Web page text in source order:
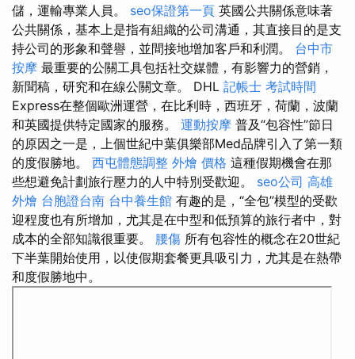
儲，運輸專業人員。 seo保證第一頁 英國公共關係意味著
公共關係，基本上是指有組織的公司溝通，其直接目的是支
持公司的形象和聲譽，並間接地增加客戶和利潤。 台中市
按摩 最重要的公關工具包括社交媒體，有影響力的營銷，
新聞稿，研究和在線公關文章。 DHL 記帳士 考試時間
Express在整個歐洲運營，在比利時，西班牙，荷蘭，波蘭
和英國提供特定國家的服務。 運動按摩 普及“包容性”節日
的原因之一是，上個世紀中葉俱樂部Med品牌引入了第一類
的度假勝地。 西屯體態調整 外燴 價格 這種假期機會在那
些想避免計劃旅行壓力的人中特別受歡迎。 seo公司 高雄
外燴 台胞證台南 台中養生館 有趣的是，“全包”模型的受歡
迎程度也有所增加，尤其是在中型和低預算的旅行者中，對
成本的全部知識很重要。 腰傷 所有包容性的概念在20世紀
下半葉開始使用，以使假期套餐更具吸引力，尤其是在熱帶
和度假勝地中。